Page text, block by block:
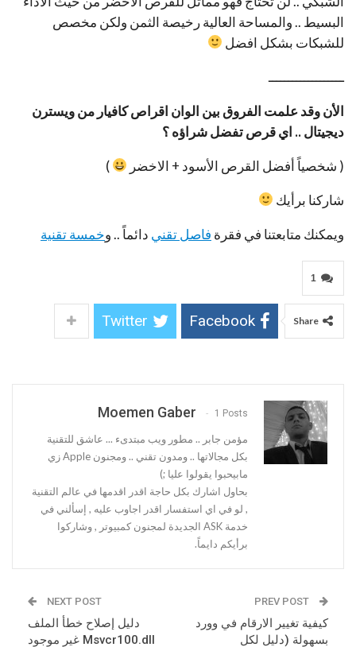
شاركنا برأيك
ويمكنك متابعتنا في فقرة
Share
Facebook
Moemen Gaber 1 Posts
, لو في اي استفسار اقدر اجاوب عليه , إسألني في
PREV POST
كيفية تغيير الارقام في وورد
بسهولة (دليل لكل
NEXT POST
دليل إصلاح خطأ الملف
Msvcr100.dll غير موجود
قد يعجبك ايضا